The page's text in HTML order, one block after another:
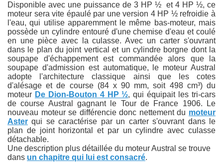
Disponible avec une puissance de 3 HP ½ et 4 HP ½, ce
moteur sera vite épaulé par une version 4 HP ½ refroidie à
l'eau, qui utilise apparemment le même bas-moteur, mais
possède un cylindre entouré d'une chemise d'eau et coulé
en une pièce avec la culasse. Avec un carter s'ouvrant
dans le plan du joint vertical et un cylindre borgne dont la
soupape d'échappement est commandée alors que la
soupape d'admission est automatique, le moteur Austral
adopte l'architecture classique ainsi que les cotes
d'alésage et de course (84 x 90 mm, soit 498 cm³) du
moteur De Dion-Bouton 4 HP ½, qui équipait les tri-cars
de course Austral gagnant le Tour de France 1906. Le
nouveau moteur se différencie donc nettement du moteur
Aster qui se caractérise par un carter s'ouvrant dans le
plan de joint horizontal et par un cylindre avec culasse
détachable.
Une description plus détaillée du moteur Austral se trouve
dans un chapitre qui lui est consacré.
sur l'apparence des motos Austral.